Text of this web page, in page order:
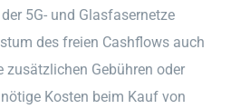
5G- und Glasfasernetze
des freien Cashflows auch
zusätzlichen Gebühren oder
Kosten beim Kauf von